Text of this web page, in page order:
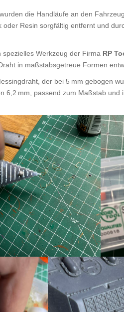
die Handläufe an den
oder Resin sorgfältig entfernt und
Werkzeug der Firma RP
in maßstabsgetreue Formen
der bei 5 mm gebogen
6,2 mm, passend zum Maßstab und